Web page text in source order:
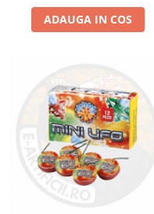
ADAUGA IN COS